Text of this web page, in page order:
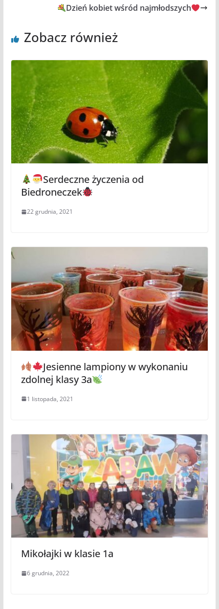
Dzień kobiet wśród najmłodszych
Zobacz również
Serdeczne życzenia od
Biedroneczek
22 grudnia, 2021
Jesienne lampiony w wykonaniu
zdolnej klasy 3a
1 listopada, 2021
Mikołajki w klasie 1a
6 grudnia, 2022